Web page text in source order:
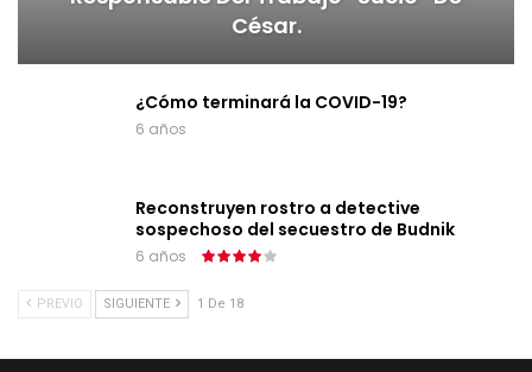
César.
¿Cómo terminará la COVID-19?
6 años
Reconstruyen rostro a detective
sospechoso del secuestro de Budnik
6 años
PREVIO SIGUIENTE 1 De 18